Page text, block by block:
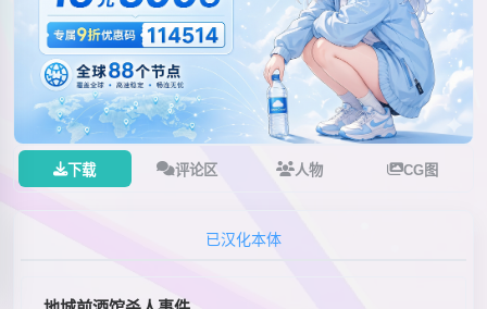
下载 评论区 人物 CG图
已汉化本体